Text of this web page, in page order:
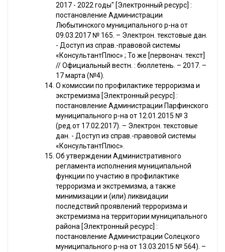
2017 - 2022 годы" [Электронный ресурс] :
постановление Администрации
Любытинского муниципального р-на от
09.03.2017 № 165. – Электрон. текстовые дан.
- Доступ из справ.-правовой системы
«КонсультантПлюс» ; То же [первонач. текст]
// Официальный вестн. : бюллетень. – 2017. –
17 марта (№4).
О комиссии по профилактике терроризма и
экстремизма [Электронный ресурс] :
постановление Администрации Парфинского
муниципального р-на от 12.01.2015 № 3
(ред.от 17.02.2017). – Электрон. текстовые
дан. - Доступ из справ.-правовой системы
«КонсультантПлюс».
Об утверждении Административного
регламента исполнения муниципальной
функции по участию в профилактике
терроризма и экстремизма, а также
минимизации и (или) ликвидации
последствий проявлений терроризма и
экстремизма на территории муниципального
района [Электронный ресурс] :
постановление Администрации Солецкого
муниципального р-на от 13.03.2015 № 564). –